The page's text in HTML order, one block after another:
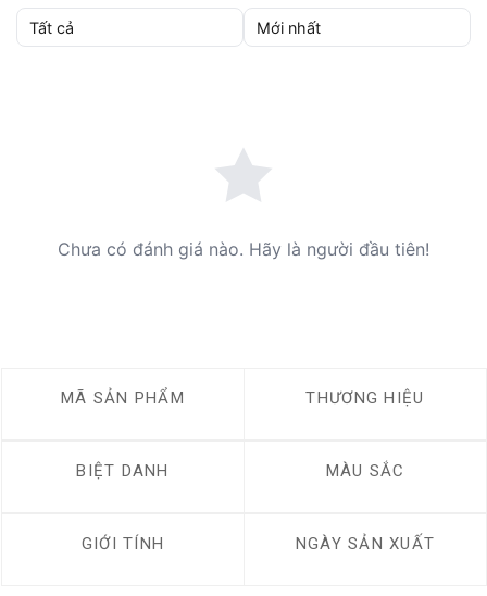
Chưa có đánh giá nào. Hãy là người đầu tiên!
MÃ SẢN PHẨM THƯƠNG HIỆU
BIỆT DANH MÀU SẮC
GIỚI TÍNH NGÀY SẢN XUẤT